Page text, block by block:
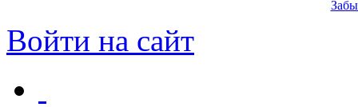
Войти на сайт